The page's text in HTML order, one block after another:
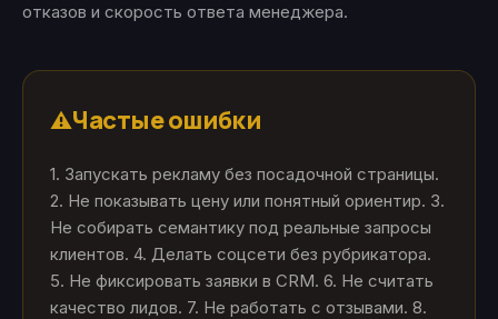
отказов и скорость ответа менеджера.
⚠️Частые ошибки
1. Запускать рекламу без посадочной страницы.
2. Не показывать цену или понятный ориентир. 3.
Не собирать семантику под реальные запросы
клиентов. 4. Делать соцсети без рубрикатора.
5. Не фиксировать заявки в CRM. 6. Не считать
качество лидов. 7. Не работать с отзывами. 8.